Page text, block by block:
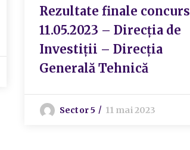
Rezultate finale concurs
11.05.2023 – Direcția de
Investiții – Direcția
Generală Tehnică
Sector 5 11 mai 2023